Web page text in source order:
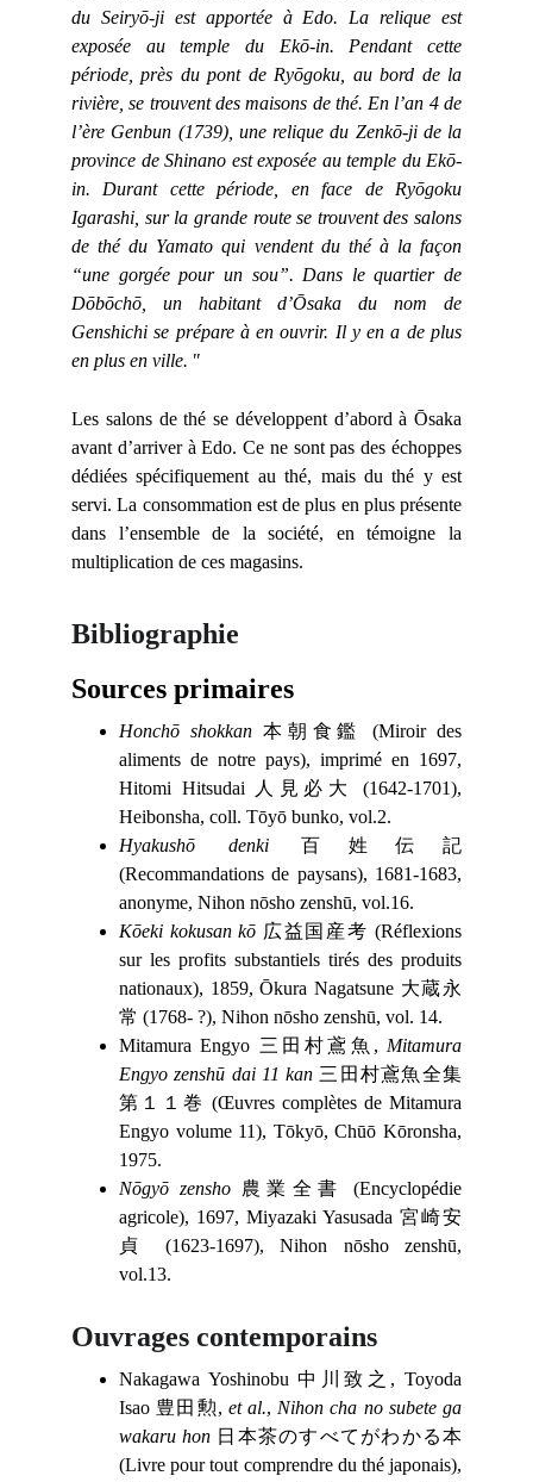
du Seiryō-ji est apportée à Edo. La relique est
exposée au temple du Ekō-in. Pendant cette
période, près du pont de Ryōgoku, au bord de la
rivière, se trouvent des maisons de thé. En l’an 4 de
l’ère Genbun (1739), une relique du Zenkō-ji de la
province de Shinano est exposée au temple du Ekō-
in. Durant cette période, en face de Ryōgoku
Igarashi, sur la grande route se trouvent des salons
de thé du Yamato qui vendent du thé à la façon
“une gorgée pour un sou”. Dans le quartier de
Dōbōchō, un habitant d’Ōsaka du nom de
Genshichi se prépare à en ouvrir. Il y en a de plus
en plus en ville. "
Les salons de thé se développent d’abord à Ōsaka
avant d’arriver à Edo. Ce ne sont pas des échoppes
dédiées spécifiquement au thé, mais du thé y est
servi. La consommation est de plus en plus présente
dans l’ensemble de la société, en témoigne la
multiplication de ces magasins.
Bibliographie
Sources primaires
Honchō shokkan本朝食鑑 (Miroir des
aliments de notre pays), imprimé en 1697,
Hitomi Hitsudai 人見必大 (1642-1701),
Heibonsha, coll. Tōyō bunko, vol.2.
Hyakushō denki百姓伝記
(Recommandations de paysans), 1681-1683,
anonyme, Nihon nōsho zenshū, vol.16.
Kōeki kokusan kō 広益国産考 (Réflexions
sur les profits substantiels tirés des produits
nationaux), 1859, Ōkura Nagatsune 大蔵永
常 (1768- ?), Nihon nōsho zenshū, vol. 14.
Mitamura Engyo 三田村鳶魚, Mitamura
Engyo zenshū dai 11 kan 三田村鳶魚全集
第１１巻 (Œuvres complètes de Mitamura
Engyo volume 11), Tōkyō, Chūō Kōronsha,
1975.
Nōgyō zensho 農業全書 (Encyclopédie
agricole), 1697, Miyazaki Yasusada 宮崎安
貞 (1623-1697), Nihon nōsho zenshū,
vol.13.
Ouvrages contemporains
Nakagawa Yoshinobu 中川致之, Toyoda
Isao 豊田勲, et al., Nihon cha no subete ga
wakaru hon 日本茶のすべてがわかる本
(Livre pour tout comprendre du thé japonais),